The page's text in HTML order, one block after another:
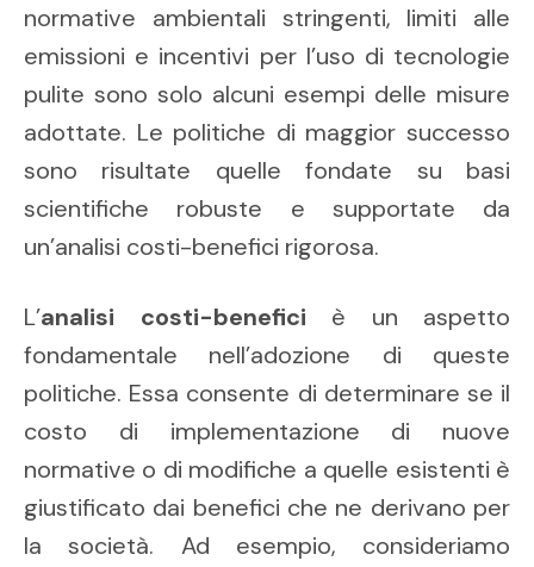
normative ambientali stringenti, limiti alle
emissioni e incentivi per l’uso di tecnologie
pulite sono solo alcuni esempi delle misure
adottate. Le politiche di maggior successo
sono risultate quelle fondate su basi
scientifiche robuste e supportate da
un’analisi costi-benefici rigorosa.
L’analisi costi-benefici è un aspetto
fondamentale nell’adozione di queste
politiche. Essa consente di determinare se il
costo di implementazione di nuove
normative o di modifiche a quelle esistenti è
giustificato dai benefici che ne derivano per
la società. Ad esempio, consideriamo